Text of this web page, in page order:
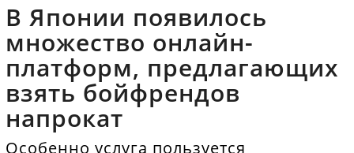
В Японии появилось
множество онлайн-
платформ, предлагающих
взять бойфрендов
напрокат
Особенно услуга пользуется